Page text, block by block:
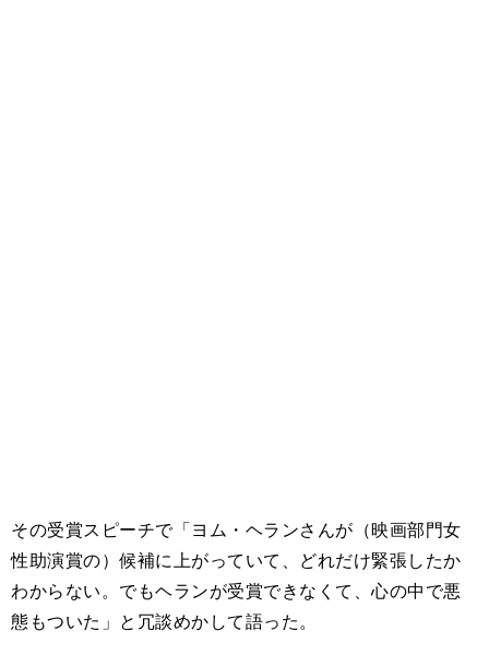
その受賞スピーチで「ヨム・ヘランさんが（映画部門女
性助演賞の）候補に上がっていて、どれだけ緊張したか
わからない。でもヘランが受賞できなくて、心の中で悪
態もついた」と冗談めかして語った。